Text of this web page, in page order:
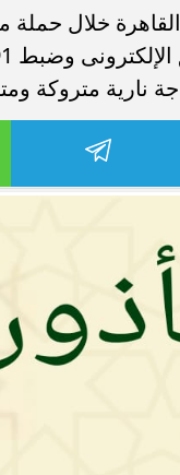
رحلت في أثناء
بمستشفى بني